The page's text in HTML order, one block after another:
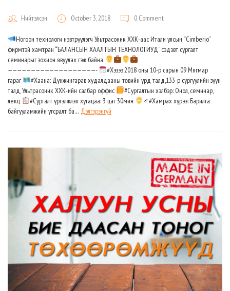
Нийтэлсэн October 3, 2018 0 Comment
Ногоон технологи нэвтрүүлэгч Ультрасоник ХХК-аас Итали улсын “Cimberio”
фирмтэй хамтран “БАЛАНСЫН ХААЛТЫН ТЕХНОЛОГИУД” сэдэвт сургалт
семинарыг зохион явуулах гэж байна.
———————————————————-
#Хэзээ:2018 оны 10-р сарын 09 Мягмар
гараг
#Хаана: Дүнжингарав худалдааны төвийн урд талд,133-р сургуулийн зүүн
талд, Ультрасоник ХХК-ийн салбар оффис
#Сургалтын хэлбэр: Онол, семинар,
лекц
#Сургалт үргэлжлэх хугацаа: 3 цаг 30мин
‍♂#Хамрах хүрээ: Барилга
байгууламжийн угсралт ба… Дэлгэрэнгүй